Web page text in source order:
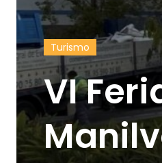
Turismo
VI